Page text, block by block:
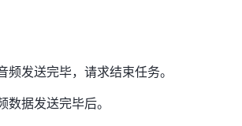
频发送完毕，请求结束任务。
数据发送完毕后。